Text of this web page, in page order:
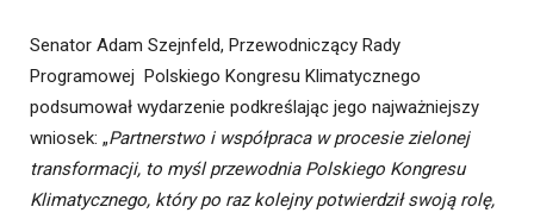
Senator Adam Szejnfeld, Przewodniczący Rady
Programowej Polskiego Kongresu Klimatycznego
podsumował wydarzenie podkreślając jego najważniejszy
wniosek: „Partnerstwo i współpraca w procesie zielonej
transformacji, to myśl przewodnia Polskiego Kongresu
Klimatycznego, który po raz kolejny potwierdził swoją rolę,